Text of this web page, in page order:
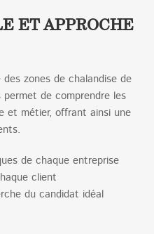
ET APPROCHE
zones de chalandise de
permet de comprendre les
et métier, offrant ainsi une
de chaque entreprise
client
du candidat idéal